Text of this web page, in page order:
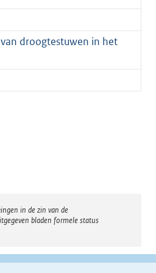
droogtestuwen in het
in de zin van de
bladen formele status